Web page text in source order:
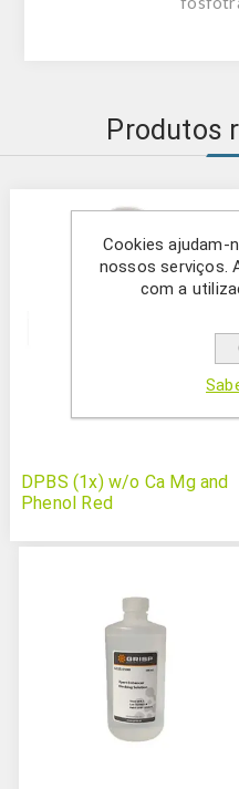
Produtos
DPBS (1x) w/o Ca Mg and
Phenol Red
Cookies ajudam-
nossos serviços.
com a